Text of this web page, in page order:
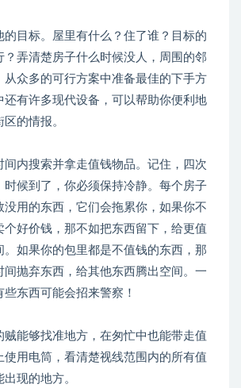
的目标。屋里有什么？住了谁？目标的
？弄清楚房子什么时候没人，周围的邻
从众多的可行方案中准备最佳的下手方
还有许多现代设备，可以帮助你便利地
的情报。
间内搜索并拿走值钱物品。记住，四次
时候到了，你必须保持冷静。每个房子
没用的东西，它们会拖累你，如果你不
个好价钱，那不如把东西留下，给更值
。如果你的包里都是不值钱的东西，那
间抛弃东西，给其他东西腾出空间。一
东西可能会招来警察！
贼能够找准地方，在匆忙中也能带走值
使用电筒，看清楚视线范围内的所有值
现的地方。